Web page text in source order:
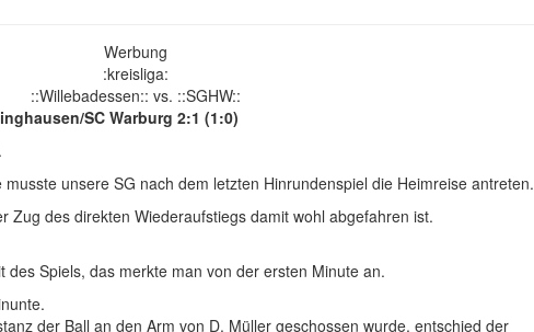
Werbung
:kreisliga:
::Willebadessen:: vs. ::SGHW::
SC Warburg 2:1 (1:0)
unsere SG nach dem letzten Hinrundenspiel die Heimreise antreten.
Zug des direkten Wiederaufstiegs damit wohl abgefahren ist.
des Spiels, das merkte man von der ersten Minute an.
der Ball an den Arm von D. Müller geschossen wurde, entschied der